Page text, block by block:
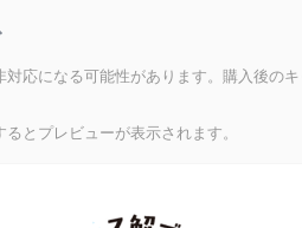
応になる可能性があります。購入後のキ
とプレビューが表示されます。